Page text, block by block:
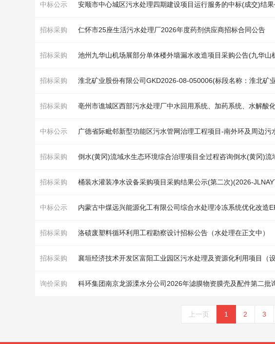
中标公示 安顺市中心城区污水处理四期建设项目运行服务的中标(成交)结
招标采购 仁怀市25座生活污水处理厂2026年度药剂供应商招标合同公告
招标采购 池州九华山机场展部分单体楼外墙漏水改造项目采购公告(九华山
招标采购
招标采购 亳州市谯城区西部污水处理厂中水回用系统、加药系统、水解酸
中标公示 广德省际毗邻新型功能区污水管网治理工程项目-南外环及周边污
招标采购 倒水(黄冈)流域水生态环境综合治理项目全过程咨询倒水(黄冈)流
招标采购 桶装水灌装净水设备采购项目采购结果公示(第二次)(2026-
中标公示 内蒙古中煤远兴能源化工有限公司综合水处理冷冻系统优化改造
招标采购 洛碛废塑料循环利用工程勘察设计招标公告（水处理在正文中）
招标采购 襄垣经济技术开发区富阳工业园区污水处理及资源化利用项目（
询价采购 科环集团南京龙源溧水分公司2026年滤膜物资膜壳及配件第二批
上一页 1 2 3